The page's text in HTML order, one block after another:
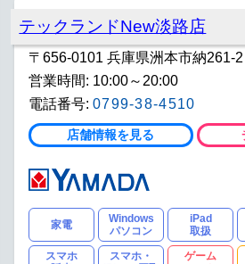
テックランドNew淡路店
〒656-0101 兵庫県洲本市納261-2
営業時間: 10:00～20:00
電話番号: 0799-38-4510
店舗情報を見る
家電
Windows
パソコン
iPad
取扱
スマホ
スマホ・
ゲーム